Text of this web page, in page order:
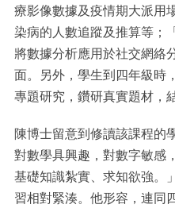
療影像數據及疫情期大派用
染病的人數追蹤及推算等；
將數據分析應用於社交網絡
面。另外，學生到四年級時
專題研究，鑽研真實題材，
陳博士留意到修讀該課程的
對數學具興趣，對數字敏感
基礎知識紮實、求知欲強。
習相對緊湊。他形容，連同